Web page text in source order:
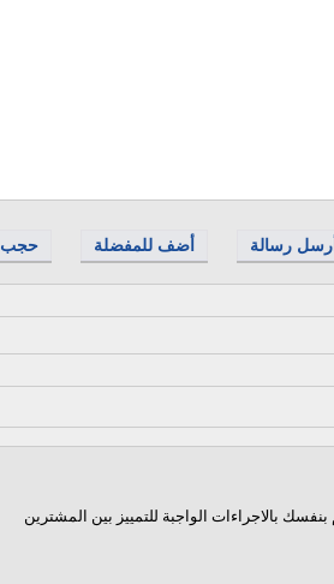
حجب أضف للمفضلة أرسل رسالة
بالاجراءات الواجبة للتمييز بين المشترين